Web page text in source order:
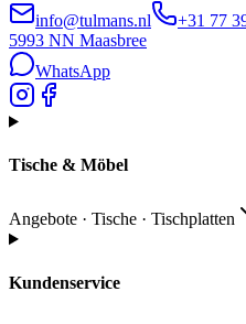
info@tulmans.nl +31 77
5993 NN Maasbree
WhatsApp
Tische & Möbel
Angebote · Tische · Tischplatten
Kundenservice